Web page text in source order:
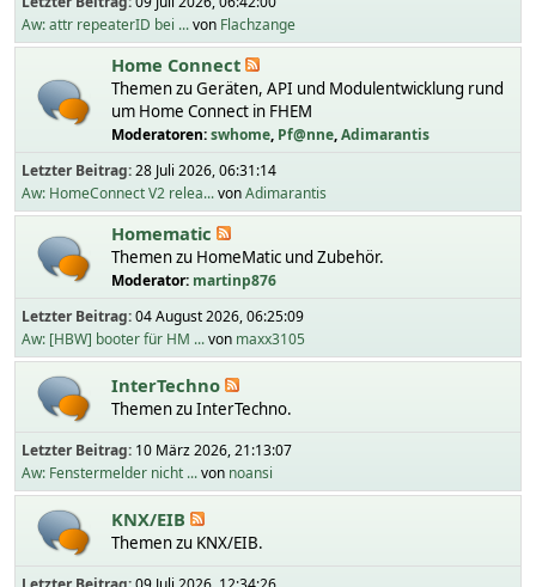
Aw: attr repeaterID bei ...von Flachzange
Home Connect
Themen zu Geräten, API und Modulentwicklung rund
um Home Connect in FHEM
Moderatoren:swhome, Pf@nne,Adimarantis
Letzter Beitrag:28 Juli 2026, 06:31:14
Aw: HomeConnect V2 relea...vonAdimarantis
Homematic
Themen zu HomeMatic und Zubehör.
Moderator: martinp876
Letzter Beitrag:04 August 2026, 06:25:09
Aw: [HBW] booter für HM ...von maxx3105
InterTechno
Themen zu InterTechno.
Letzter Beitrag: 10 März 2026, 21:13:07
Aw: Fenstermelder nicht ...von noansi
KNX/EIB
Themen zu KNX/EIB.